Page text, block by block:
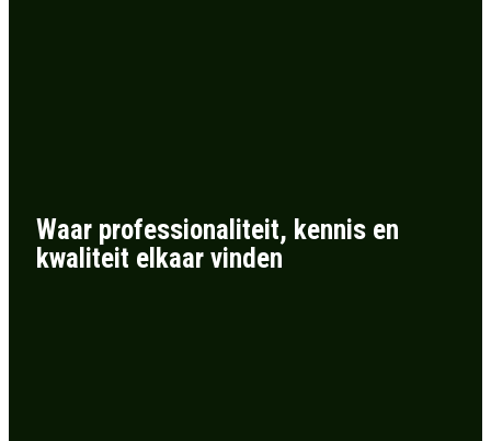
Waar professionaliteit, kennis en
kwaliteit elkaar vinden